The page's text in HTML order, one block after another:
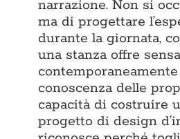
narrazione. Non si
ma di progettare
durante la giornata,
una stanza offre
conoscenza delle
capacità di costruire
progetto di design